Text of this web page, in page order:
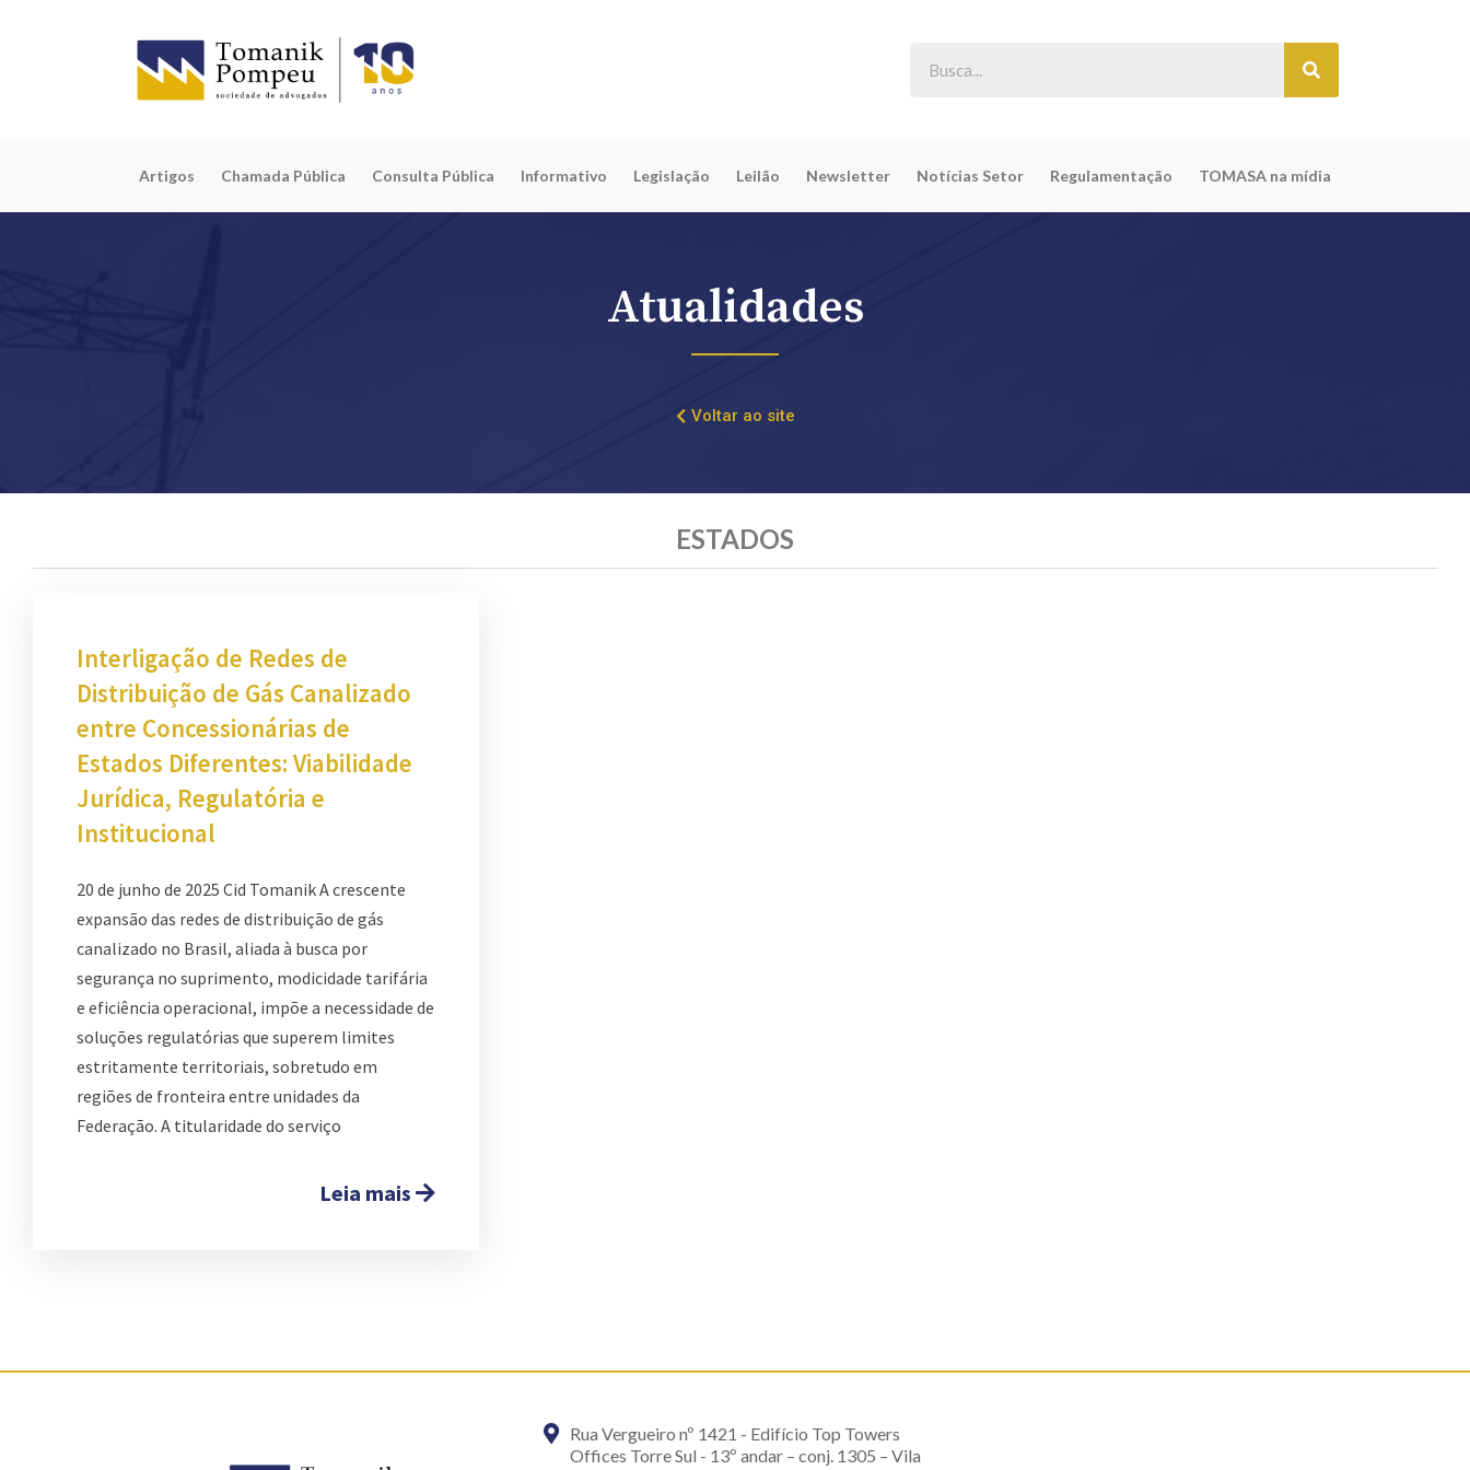
Artigos Chamada Pública Consulta Pública Informativo Legislação Leilão Newsletter Notícias Setor Regulamentação TOMASA na mídia
Atualidades
Voltar ao site
ESTADOS
Interligação de Redes de
Distribuição de Gás Canalizado
entre Concessionárias de
Estados Diferentes: Viabilidade
Jurídica, Regulatória e
Institucional
20 de junho de 2025 Cid Tomanik A crescente
expansão das redes de distribuição de gás
canalizado no Brasil, aliada à busca por
segurança no suprimento, modicidade tarifária
e eficiência operacional, impõe a necessidade de
soluções regulatórias que superem limites
estritamente territoriais, sobretudo em
regiões de fronteira entre unidades da
Federação. A titularidade do serviço
Leia mais
Rua Vergueiro nº 1421 - Edifício Top Towers
Offices Torre Sul - 13º andar – conj. 1305 – Vila